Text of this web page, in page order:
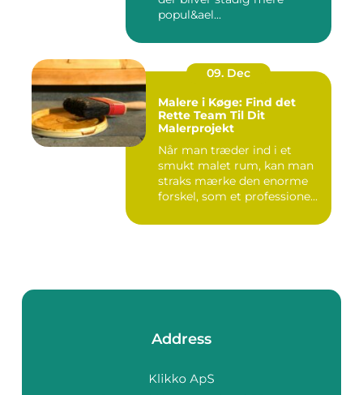
popul&ael...
09. Dec
Malere i Køge: Find det
Rette Team Til Dit
Malerprojekt
Når man træder ind i et
smukt malet rum, kan man
straks mærke den enorme
forskel, som et professione...
Address